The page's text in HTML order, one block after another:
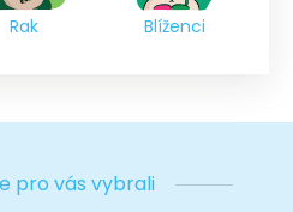
Rak Blíženci
pro vás vybrali